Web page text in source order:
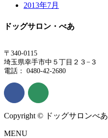
2013年7月
ドッグサロン・べあ
〒340-0115
埼玉県幸手市中５丁目２３−３
電話： 0480-42-2680
Copyright © ドッグサロンべあ
MENU